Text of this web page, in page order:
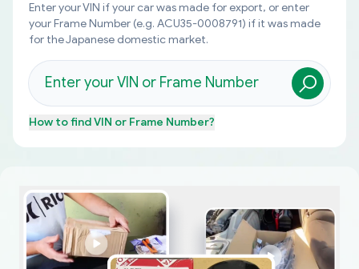
Enter your VIN if your car was made for export, or enter
your Frame Number (e.g. ACU35-0008791) if it was made
for the Japanese domestic market.
How to findVIN or Frame Number?